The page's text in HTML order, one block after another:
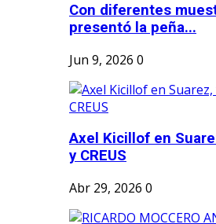
Con diferentes
presentó la peña...
Jun 9, 2026 0
Axel Kicillof en
y CREUS
Abr 29, 2026 0